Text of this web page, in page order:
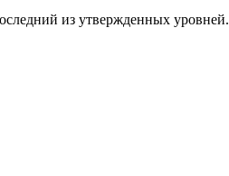
из утвержденных уровней.